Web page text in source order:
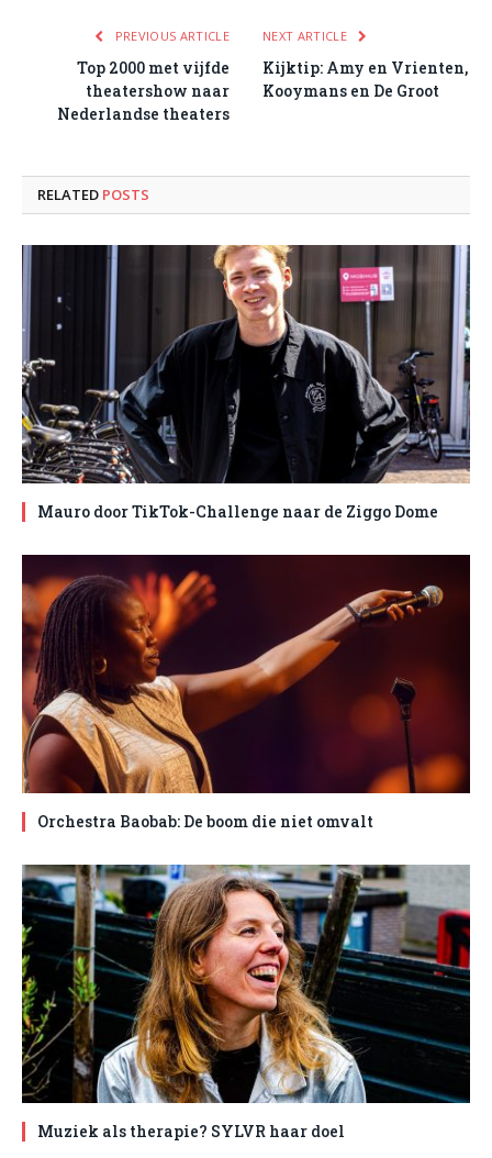
PREVIOUS ARTICLE
Top 2000 met vijfde
theatershow naar
Nederlandse theaters
NEXT ARTICLE
Kijktip: Amy en Vrienten,
Kooymans en De Groot
RELATED POSTS
Mauro door TikTok-Challenge naar de Ziggo Dome
Orchestra Baobab: De boom die niet omvalt
Muziek als therapie? SYLVR haar doel